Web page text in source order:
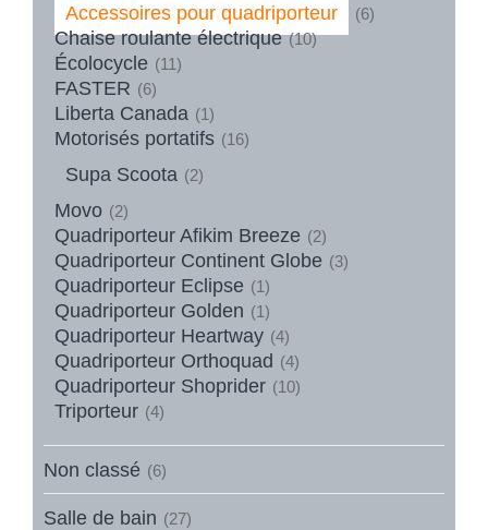
Accessoires pour quadriporteur (6)
Chaise roulante électrique (10)
Écolocycle (11)
FASTER (6)
Liberta Canada (1)
Motorisés portatifs (16)
Supa Scoota (2)
Movo (2)
Quadriporteur Afikim Breeze (2)
Quadriporteur Continent Globe (3)
Quadriporteur Eclipse (1)
Quadriporteur Golden (1)
Quadriporteur Heartway (4)
Quadriporteur Orthoquad (4)
Quadriporteur Shoprider (10)
Triporteur (4)
Non classé (6)
Salle de bain (27)